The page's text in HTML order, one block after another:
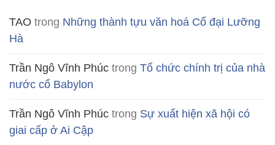
TAO trong Những thành tựu văn hoá Cổ đại Lưỡng
Hà
Trần Ngô Vĩnh Phúc trong Tổ chức chính trị của nhà
nước cổ Babylon
Trần Ngô Vĩnh Phúc trong Sự xuất hiện xã hội có
giai cấp ở Ai Cập